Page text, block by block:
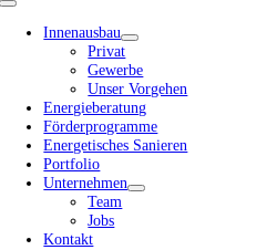
Toggle
NavigationInnenausbau
Privat
Gewerbe
Unser Vorgehen
Energieberatung
Förderprogramme
Energetisches Sanieren
Portfolio
Unternehmen
Team
Jobs
Kontakt